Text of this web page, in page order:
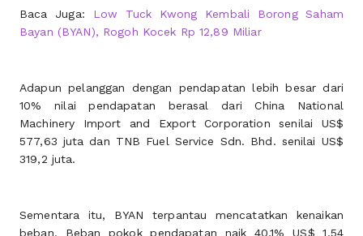
Baca Juga: Low Tuck Kwong Kembali Borong Saham
Bayan (BYAN), Rogoh Kocek Rp 12,89 Miliar
Adapun pelanggan dengan pendapatan lebih besar dari
10% nilai pendapatan berasal dari China National
Machinery Import and Export Corporation senilai US$
577,63 juta dan TNB Fuel Service Sdn. Bhd. senilai US$
319,2 juta.
Sementara itu, BYAN terpantau mencatatkan kenaikan
beban. Beban pokok pendapatan naik 40,1% US$ 1,54